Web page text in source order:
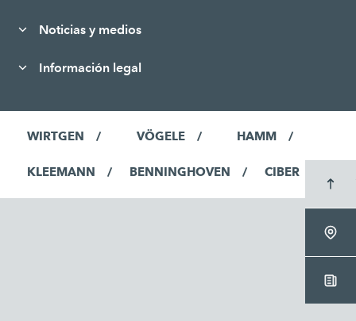
Noticias y medios
Información legal
WIRTGEN VÖGELE HAMM
KLEEMANN BENNINGHOVEN CIBER